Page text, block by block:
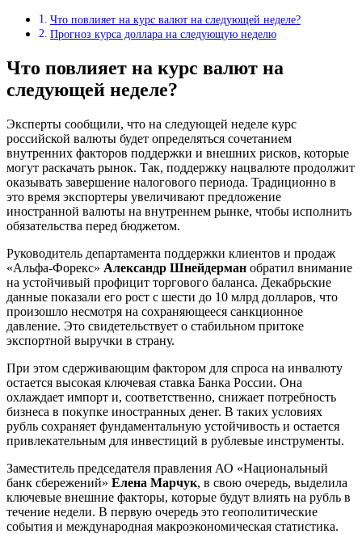
Что повлияет на курс валют на следующей неделе?
Прогноз курса доллара на следующую неделю
Что повлияет на курс валют на
следующей неделе?
Эксперты сообщили, что на следующей неделе курс
российской валюты будет определяться сочетанием
внутренних факторов поддержки и внешних рисков, которые
могут раскачать рынок. Так, поддержку нацвалюте продолжит
оказывать завершение налогового периода. Традиционно в
это время экспортеры увеличивают предложение
иностранной валюты на внутреннем рынке, чтобы исполнить
обязательства перед бюджетом.
Руководитель департамента поддержки клиентов и продаж
«Альфа-Форекс» Александр Шнейдерман обратил внимание
на устойчивый профицит торгового баланса. Декабрьские
данные показали его рост с шести до 10 млрд долларов, что
произошло несмотря на сохраняющееся санкционное
давление. Это свидетельствует о стабильном притоке
экспортной выручки в страну.
При этом сдерживающим фактором для спроса на инвалюту
остается высокая ключевая ставка Банка России. Она
охлаждает импорт и, соответственно, снижает потребность
бизнеса в покупке иностранных денег. В таких условиях
рубль сохраняет фундаментальную устойчивость и остается
привлекательным для инвестиций в рублевые инструменты.
Заместитель председателя правления АО «Национальный
банк сбережений» Елена Марчук, в свою очередь, выделила
ключевые внешние факторы, которые будут влиять на рубль в
течение недели. В первую очередь это геополитические
события и международная макроэкономическая статистика.